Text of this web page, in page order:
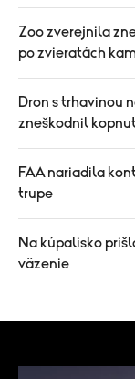
Zoo zverejnila
po zvieratách
Dron s trhavinou
zneškodnil
FAA nariadila
trupe
Na kúpalisko
väzenie